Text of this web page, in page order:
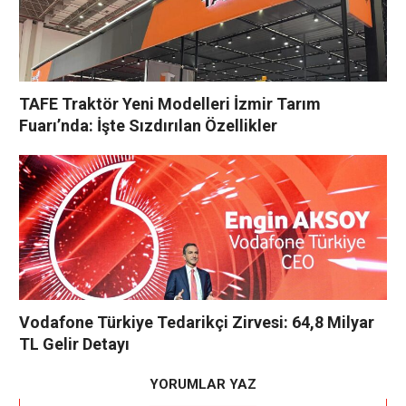
TAFE Traktör Yeni Modelleri İzmir Tarım
Fuarı’nda: İşte Sızdırılan Özellikler
Vodafone Türkiye Tedarikçi Zirvesi: 64,8 Milyar
TL Gelir Detayı
YORUMLAR YAZ